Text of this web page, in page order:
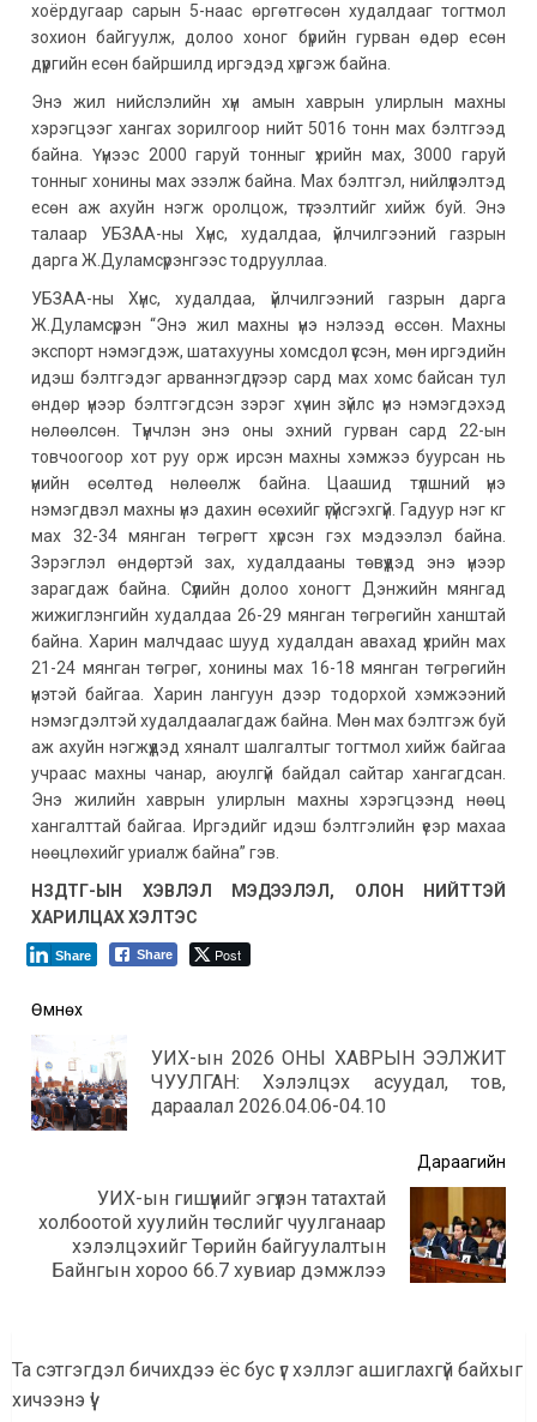
хоёрдугаар сарын 5-наас өргөтгөсөн худалдааг тогтмол
зохион байгуулж, долоо хоног бүрийн гурван өдөр есөн
дүүргийн есөн байршилд иргэдэд хүргэж байна.
Энэ жил нийслэлийн хүн амын хаврын улирлын махны
хэрэгцээг хангах зорилгоор нийт 5016 тонн мах бэлтгээд
байна. Үүнээс 2000 гаруй тонныг үхрийн мах, 3000 гаруй
тонныг хонины мах эзэлж байна. Мах бэлтгэл, нийлүүлэлтэд
есөн аж ахуйн нэгж оролцож, түгээлтийг хийж буй. Энэ
талаар УБЗАА-ны Хүнс, худалдаа, үйлчилгээний газрын
дарга Ж.Дуламсүрэнгээс тодрууллаа.
УБЗАА-ны Хүнс, худалдаа, үйлчилгээний газрын дарга
Ж.Дуламсүрэн “Энэ жил махны үнэ нэлээд өссөн. Махны
экспорт нэмэгдэж, шатахууны хомсдол үүссэн, мөн иргэдийн
идэш бэлтгэдэг арваннэгдүгээр сард мах хомс байсан тул
өндөр үнээр бэлтгэгдсэн зэрэг хүчин зүйлс үнэ нэмэгдэхэд
нөлөөлсөн. Түүнчлэн энэ оны эхний гурван сард 22-ын
товчоогоор хот руу орж ирсэн махны хэмжээ буурсан нь
үнийн өсөлтөд нөлөөлж байна. Цаашид түлшний үнэ
нэмэгдвэл махны үнэ дахин өсөхийг үгүйсгэхгүй. Гадуур нэг кг
мах 32-34 мянган төгрөгт хүрсэн гэх мэдээлэл байна.
Зэрэглэл өндөртэй зах, худалдааны төвүүдэд энэ үнээр
зарагдаж байна. Сүүлийн долоо хоногт Дэнжийн мянгад
жижиглэнгийн худалдаа 26-29 мянган төгрөгийн ханштай
байна. Харин малчдаас шууд худалдан авахад үхрийн мах
21-24 мянган төгрөг, хонины мах 16-18 мянган төгрөгийн
үнэтэй байгаа. Харин лангуун дээр тодорхой хэмжээний
нэмэгдэлтэй худалдаалагдаж байна. Мөн мах бэлтгэж буй
аж ахуйн нэгжүүдэд хяналт шалгалтыг тогтмол хийж байгаа
учраас махны чанар, аюулгүй байдал сайтар хангагдсан.
Энэ жилийн хаврын улирлын махны хэрэгцээнд нөөц
хангалттай байгаа. Иргэдийг идэш бэлтгэлийн үеэр махаа
нөөцлөхийг уриалж байна” гэв.
НЗДТГ-ЫН ХЭВЛЭЛ МЭДЭЭЛЭЛ, ОЛОН НИЙТТЭЙ
ХАРИЛЦАХ ХЭЛТЭС
Share Post
Share
Post
navigation
Өмнөх
УИХ-ын 2026 ОНЫ ХАВРЫН ЭЭЛЖИТ
ЧУУЛГАН: Хэлэлцэх асуудал, тов,
дараалал 2026.04.06-04.10
Дараагийн
Дараагийн
мэдээ:
УИХ-ын гишүүнийг эгүүлэн татахтай
холбоотой хуулийн төслийг чуулганаар
хэлэлцэхийг Төрийн байгуулалтын
Байнгын хороо 66.7 хувиар дэмжлээ
Та сэтгэгдэл бичихдээ ёс бус үг хэллэг ашиглахгүй байхыг
хичээнэ үү!